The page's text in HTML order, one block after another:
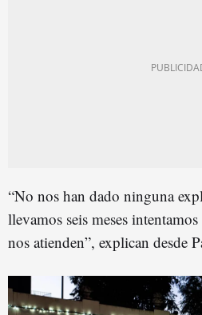
“No nos han dado ninguna
llevamos seis meses
nos atienden”, explican desde